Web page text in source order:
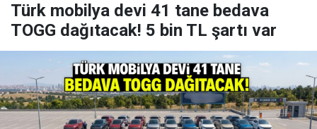
Türk mobilya devi 41 tane bedava
TOGG dağıtacak! 5 bin TL şartı var